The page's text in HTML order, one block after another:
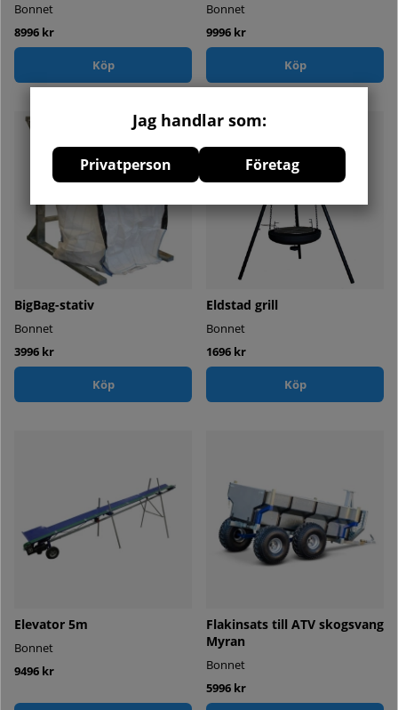
Jag handlar som:
Privatperson Företag
Bonnet
8996 kr
Köp
Bonnet
9996 kr
Köp
BigBag-stativ
Bonnet
3996 kr
Köp
Eldstad grill
Bonnet
1696 kr
Köp
Elevator 5m
Bonnet
9496 kr
Flakinsats till ATV skogsvang
Myran
Bonnet
5996 kr